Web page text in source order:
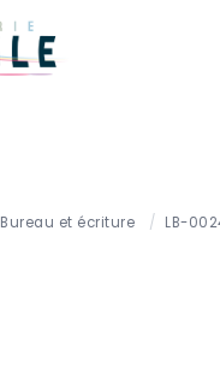
Bureau et écriture / LB-